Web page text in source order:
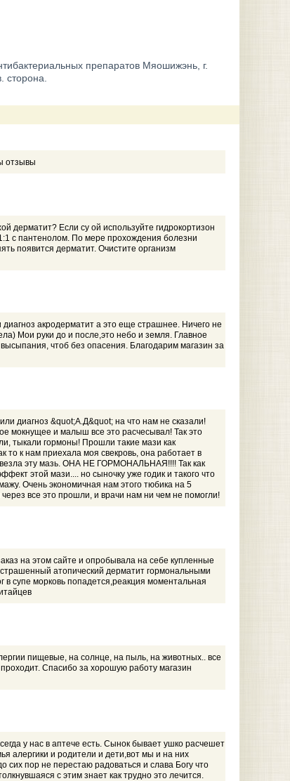
препаратов Мяошижэнь, г.
отзывы
дерматит? Если су ой используйте гидрокортизон
с пантенолом. По мере прохождения болезни
появится дерматит. Очистите организм
акродерматит а это еще страшнее. Ничего не
Мои руки до и после,это небо и земля. Главное
чтоб без опасения. Благодарим магазин за
диагноз &quot;А.Д&quot; на что нам не сказали!
мокнущее и малыш все это расчесывал! Так это
тыкали гормоны! Прошли такие мази как
то к нам приехала моя свекровь, она работает в
эту мазь. ОНА НЕ ГОРМОНАЛЬНАЯ!!!! Так как
этой мази.... но сыночку уже годик и такого что
Очень экономичная нам этого тюбика на 5
все это прошли, и врачи нам ни чем не помогли!
на этом сайте и опробывала на себе купленные
атопический дерматит гормональными
супе морковь попадется,реакция моментальная
пищевые, на солнце, на пыль, на животных.. все
Спасибо за хорошую работу магазин
у нас в аптече есть. Сынок бывает ушко расчешет
алергики и родители и дети,вот мы и на них
сих пор не перестаю радоваться и слава Богу что
с этим знает как трудно это лечится.